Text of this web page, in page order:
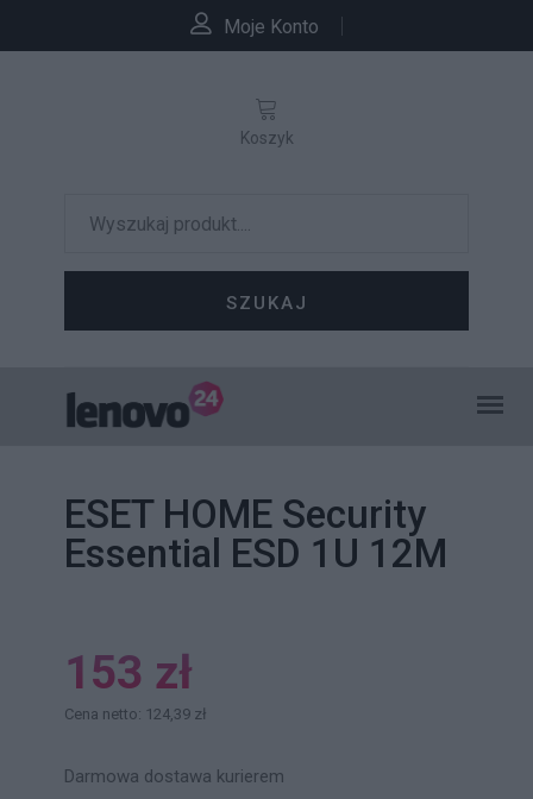
Moje Konto
SZUKAJ
Koszyk
ESET HOME Security
Essential ESD 1U 12M
153 zł
Cena netto: 124,39 zł
Darmowa dostawa kurierem